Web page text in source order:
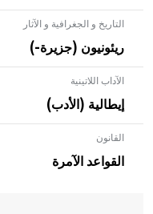
التاريخ و الجغرافية و الآثار
ريئونيون (جزيرة-)
الآداب اللاتينية
إيطالية (الأدب)
القانون
القواعد الآمرة
- هل تعلم أن الأبلق
بالعمارة الإسلامية
المعمار على بناء